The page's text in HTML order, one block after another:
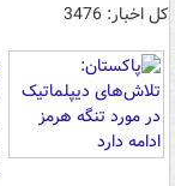
کل اخبار: 3476